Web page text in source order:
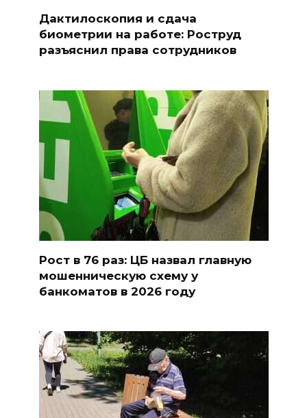
Дактилоскопия и сдача
биометрии на работе: Роструд
разъяснил права сотрудников
Рост в 76 раз: ЦБ назвал главную
мошенническую схему у
банкоматов в 2026 году